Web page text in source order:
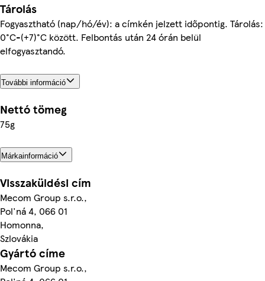
Tárolás
Fogyasztható (nap/hó/év): a címkén jelzett időpontig. Tárolás:
0°C-(+7)°C között. Felbontás után 24 órán belül
elfogyasztandó.
További információ
Nettó tömeg
75g
Márkainformáció
Visszaküldési cím
Mecom Group s.r.o.,
Pol'ná 4, 066 01
Homonna,
Szlovákia
Gyártó címe
Mecom Group s.r.o.,